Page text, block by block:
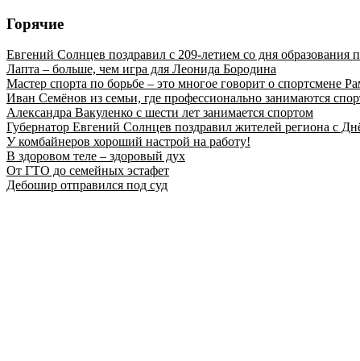
Горячие
Евгений Солнцев поздравил с 209-летием со дня
Лапта – больше, чем игра для Леонида Бородина
Мастер спорта по борьбе – это многое говорит о спортсмене
Иван Семёнов из семьи, где профессионально занимаются
Александра Вакуленко с шести лет занимается спортом
Губернатор Евгений Солнцев поздравил жителей региона с
У комбайнеров хороший настрой на работу!
В здоровом теле – здоровый дух
От ГТО до семейных эстафет
Дебошир отправился под суд